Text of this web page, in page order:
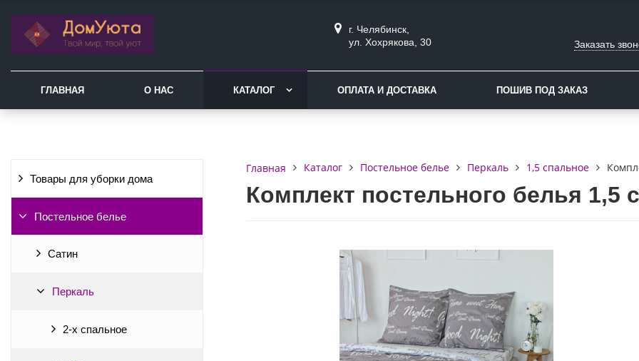
г. Челябинск,
ул. Хохрякова, 30
Заказать
ГЛАВНАЯ О НАС КАТАЛОГ ОПЛАТА И ДОСТАВКА ПОШИВ ПОД ЗАКАЗ
Товары для уборки дома
Постельное белье
Сатин
Перкаль
2-х спальное
Главная Каталог Постельное белье Перкаль 1,5 спальное
Комплект постельного белья 1,5